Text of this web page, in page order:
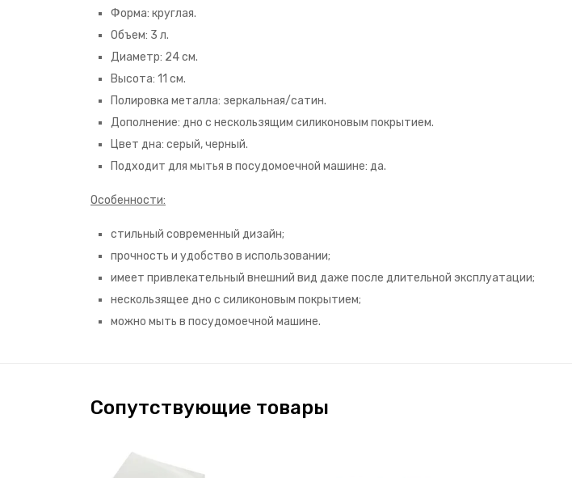
Форма: круглая.
Объем: 3 л.
Диаметр: 24 см.
Высота: 11 см.
Полировка металла: зеркальная/сатин.
Дополнение: дно с нескользящим силиконовым покрытием.
Цвет дна: серый, черный.
Подходит для мытья в посудомоечной машине: да.
Особенности:
стильный современный дизайн;
прочность и удобство в использовании;
имеет привлекательный внешний вид даже после длительной эксплуатации;
нескользящее дно с силиконовым покрытием;
можно мыть в посудомоечной машине.
Сопутствующие товары